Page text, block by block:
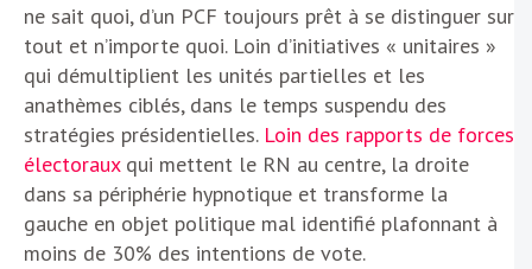
ne sait quoi, d’un PCF toujours prêt à se distinguer sur
tout et n’importe quoi. Loin d’initiatives « unitaires »
qui démultiplient les unités partielles et les
anathèmes ciblés, dans le temps suspendu des
stratégies présidentielles. Loin des rapports de forces
électorauxqui mettent le RN au centre, la droite
dans sa périphérie hypnotique et transforme la
gauche en objet politique mal identifié plafonnant à
moins de 30% des intentions de vote.